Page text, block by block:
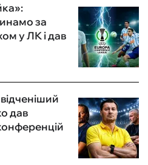
за
у ЛК і дав
дав